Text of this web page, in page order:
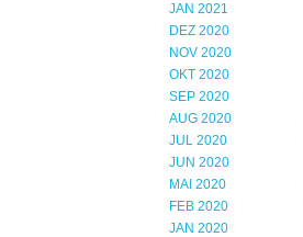
JAN 2021
DEZ 2020
NOV 2020
OKT 2020
SEP 2020
AUG 2020
JUL 2020
JUN 2020
MAI 2020
FEB 2020
JAN 2020